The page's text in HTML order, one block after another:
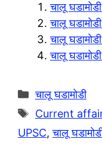
k
चालू
चालू
चालू
चालू
Categories
चालू घडामोडी
Tags
Current
UPSC,चालू